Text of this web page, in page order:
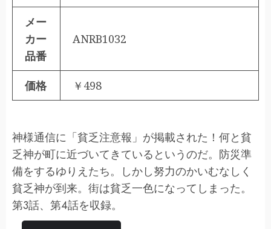
メー
カー
品番
ANRB1032
価格 ￥498
神様通信に「貧乏注意報」が掲載された！何と貧
乏神が町に近づいてきているというのだ。防災準
備をするゆりえたち。しかし努力のかいむなしく
貧乏神が到来。街は貧乏一色になってしまった。
第3話、第4話を収録。